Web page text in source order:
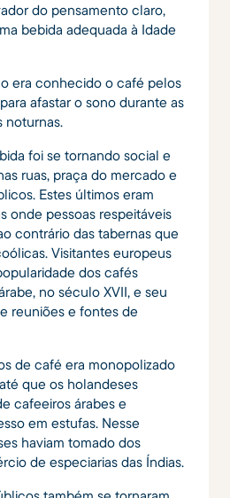
do pensamento claro,
bebida adequada à Idade
era conhecido o café pelos
afastar o sono durante as
noturnas.
foi se tornando social e
ruas, praça do mercado e
Estes últimos eram
onde pessoas respeitáveis
contrário das tabernas que
Visitantes europeus
dos cafés
no século XVII, e seu
reuniões e fontes de
de café era monopolizado
que os holandeses
cafeeiros árabes e
em estufas. Nesse
haviam tomado dos
de especiarias das Índias.